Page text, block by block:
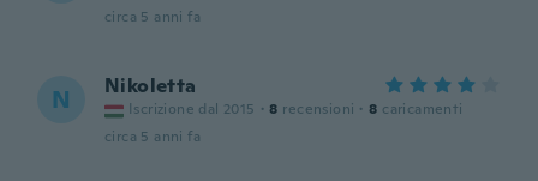
circa 5 anni fa
N Nikoletta
Iscrizione dal 2015 · 8 recensioni · 8 caricamenti
circa 5 anni fa